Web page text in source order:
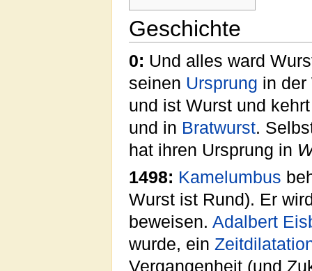
Geschichte
0: Und alles ward
seinen Ursprung in der
und ist Wurst und
und in Bratwurst.
hat ihren Ursprung in
1498: Kamelumbus
Wurst ist Rund). Er
beweisen. Adalbert
wurde, ein
Vergangenheit (und